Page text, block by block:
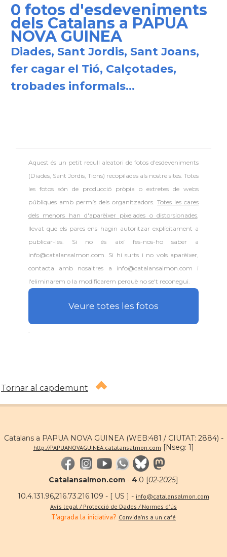
0 fotos d'esdeveniments
dels Catalans a PAPUA
NOVA GUINEA
Diades, Sant Jordis, Sant Joans,
fer cagar el Tió, Calçotades,
trobades informals...
Aquest és un petit recull aleatori defotos d'esdeveniments
(Diades, Sant Jordis, Tions) recopilades als nostre sites. Totes
les fotos són de producció pròpia o extretes de webs
públiques amb permís dels organitzadors.Totes les cares
dels menors han d'aparèixer pixelades o distorsionades,
llevat que els pares ens hagin autoritzar explícitament a
publicar-les. Si no és així fes-nos-ho saber a
info@catalansalmon.com. Si hi surts i no vols aparèixer,
contacta amb nosaltres a info@catalansalmon.com i
l'eliminarem o la modificarem perquè no se't reconegui.
Veure totes les fotos
Tornar al capdemunt
Catalans a PAPUA NOVA GUINEA (WEB:481 / CIUTAT: 2884) -
http://PAPUANOVAGUINEA.catalansalmon.com [Nseg: 1]
Catalansalmon.com - 4.0 [02·2025]
10.4.131.96,216.73.216.109 - [ US ] - info@catalansalmon.com
Avís legal / Protecció de Dades / Normes d'ús
T'agrada la iniciativa? Convida'ns a un café